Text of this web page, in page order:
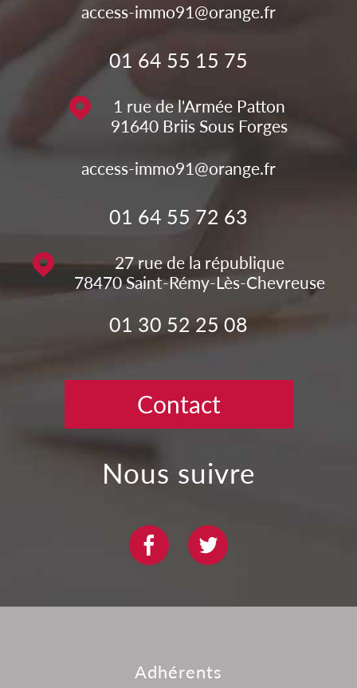
access-immo91@orange.fr
01 64 55 15 75
1 rue de l'Armée Patton
91640 Briis Sous Forges
access-immo91@orange.fr
01 64 55 72 63
27 rue de la république
78470 Saint-Rémy-Lès-Chevreuse
01 30 52 25 08
Contact
nous suivre
adhérents